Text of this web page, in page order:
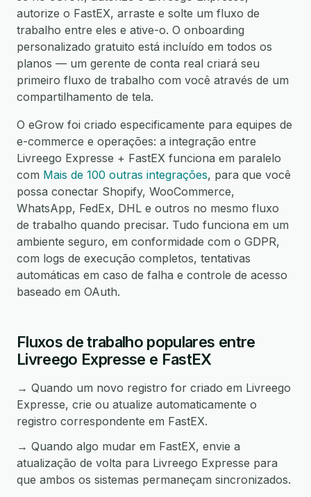
autorize o FastEX, arraste e solte um fluxo de
trabalho entre eles e ative-o. O onboarding
personalizado gratuito está incluído em todos os
planos — um gerente de conta real criará seu
primeiro fluxo de trabalho com você através de um
compartilhamento de tela.
O eGrow foi criado especificamente para equipes de
e-commerce e operações: a integração entre
Livreego Expresse + FastEX funciona em paralelo
com Mais de 100 outras integrações, para que você
possa conectar Shopify, WooCommerce,
WhatsApp, FedEx, DHL e outros no mesmo fluxo
de trabalho quando precisar. Tudo funciona em um
ambiente seguro, em conformidade com o GDPR,
com logs de execução completos, tentativas
automáticas em caso de falha e controle de acesso
baseado em OAuth.
Fluxos de trabalho populares entre
Livreego Expresse e FastEX
→ Quando um novo registro for criado em Livreego
Expresse, crie ou atualize automaticamente o
registro correspondente em FastEX.
→ Quando algo mudar em FastEX, envie a
atualização de volta para Livreego Expresse para
que ambos os sistemas permaneçam sincronizados.